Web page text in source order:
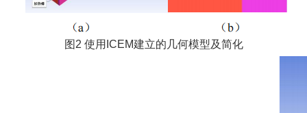
图2 使用ICEM建立的几何模型及简化